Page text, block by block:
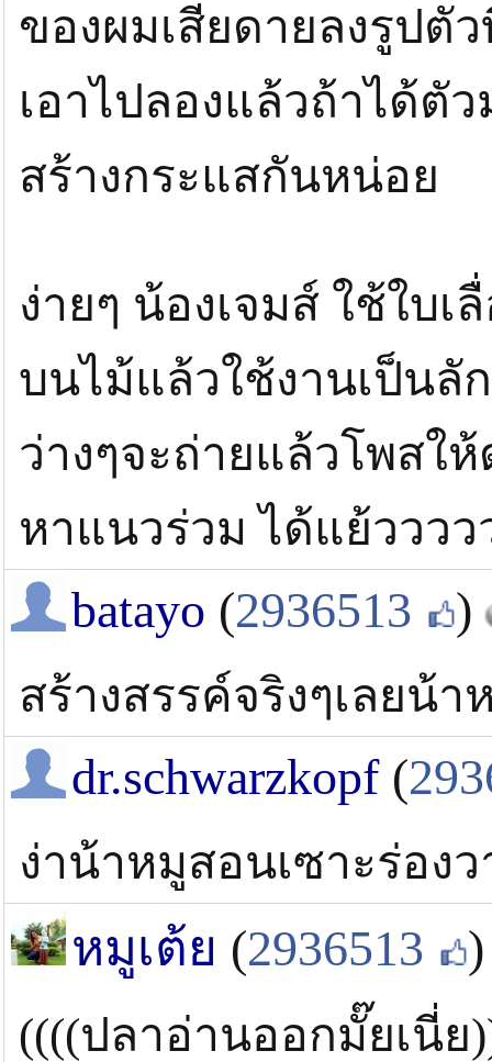
ของผมเสียดายลงรูปตั
เอาไปลองแล้วถ้าได้ตั
สร้างกระแสกันหน่อย
ง่ายๆ น้องเจมส์ ใช้ใบเ
บนไม้แล้วใช้งานเป็นลั
ว่างๆจะถ่ายแล้วโพสใ
หาแนวร่วม ได้แย้วววว
batayo (2936513 )
สร้างสรรค์จริงๆเลยน้า
dr.schwarzkopf(
ง่าน้าหมูสอนเซาะร่อง
หมูเต้ย (2936513 )
((((ปลาอ่านออกมั๊ยเนี่